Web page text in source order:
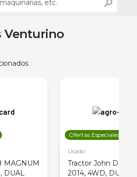
Venturino
MAGNUM
DUAL
Ofertas Especiales
Usado
Tractor John Deere
2014, 4WD, DUAL